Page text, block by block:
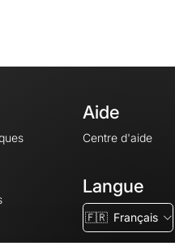
Aide
Centre d'aide
Langue
🇫🇷 Français